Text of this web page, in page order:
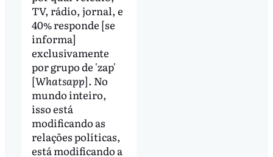
TV, rádio, jornal, e
40% responde [se
informa]
exclusivamente
por grupo de 'zap'
[Whatsapp]. No
mundo inteiro,
isso está
modificando as
relações políticas,
está modificando a